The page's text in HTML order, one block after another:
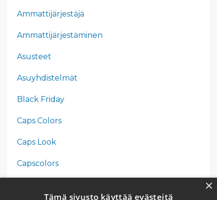
Ammattijärjestäjä
Ammattijärjestäminen
Asusteet
Asuyhdistelmät
Black Friday
Caps Colors
Caps Look
Capscolors
×
Tämä sivusto käyttää evästeitä